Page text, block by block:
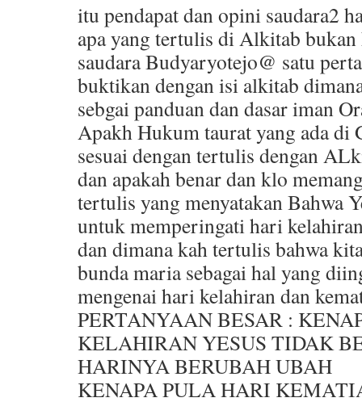
itu pendapat dan opini saudara2
apa yang tertulis di Alkitab bukan
saudara Budyaryotejo@ satu
buktikan dengan isi alkitab
sebgai panduan dan dasar iman
Apakh Hukum taurat yang ada di
sesuai dengan tertulis dengan
dan apakah benar dan klo
tertulis yang menyatakan Bahwa
untuk memperingati hari
dan dimana kah tertulis bahwa
bunda maria sebagai hal yang
mengenai hari kelahiran dan
PERTANYAAN BESAR :
KELAHIRAN YESUS TIDAK
HARINYA BERUBAH UBAH
KENAPA PULA HARI